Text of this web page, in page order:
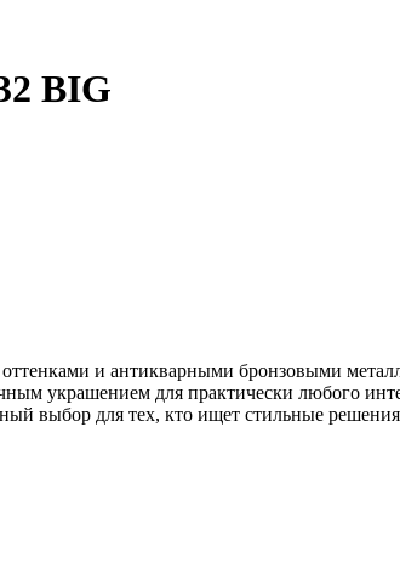
BIG
и антикварными бронзовыми
украшением для практически любого
выбор для тех, кто ищет стильные решения